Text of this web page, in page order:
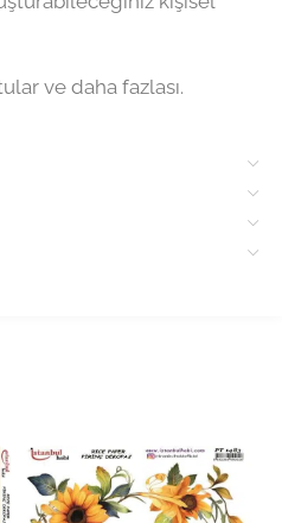
ve daha fazlası.